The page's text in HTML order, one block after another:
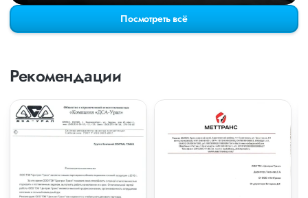
Посмотреть всё
Рекомендации